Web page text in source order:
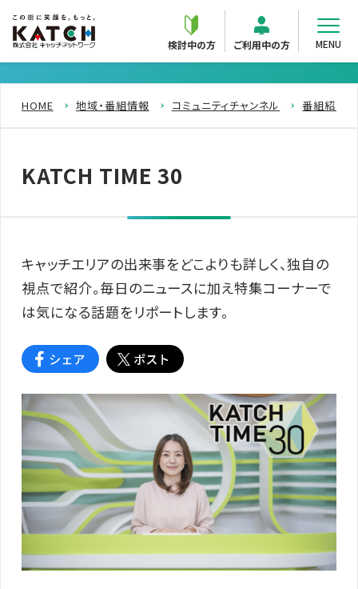
検討中の方 ご利用中の方 MENU
HOME 地域・番組情報 コミュニティチャンネル 番組紹介
KATCH TIME 30
キャッチエリアの出来事をどこよりも詳しく、独自の
視点で紹介。毎日のニュースに加え特集コーナーで
は気になる話題をリポートします。